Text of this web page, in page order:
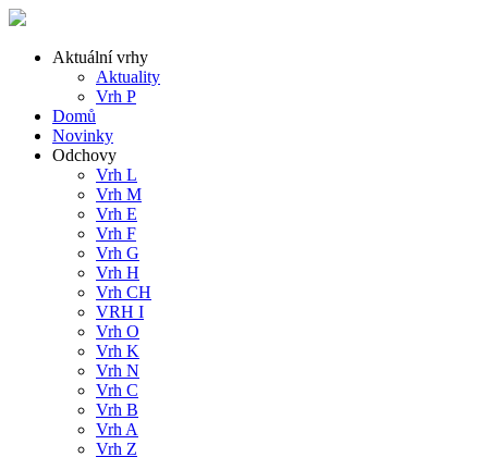
Aktuální vrhy
Aktuality
Vrh P
Domů
Novinky
Odchovy
Vrh L
Vrh M
Vrh E
Vrh F
Vrh G
Vrh H
Vrh CH
VRH I
Vrh O
Vrh K
Vrh N
Vrh C
Vrh B
Vrh A
Vrh Z